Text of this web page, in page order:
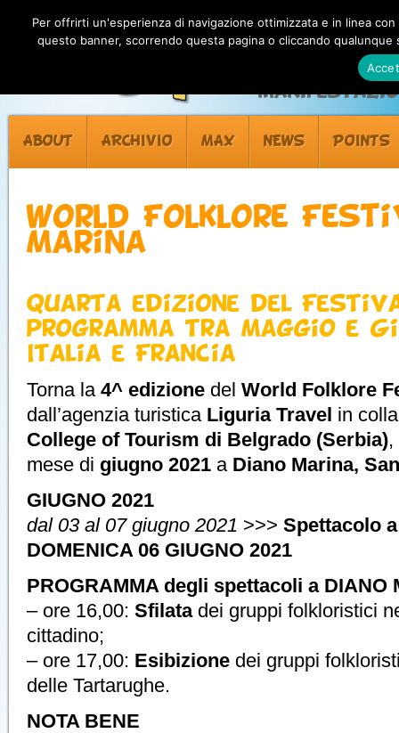
ABOUT ARCHIVIO MAX NEWS POINTS
World Folklore
Marina
Quarta edizione del
programma tra Maggio e
Italia e Francia
Torna la 4^ edizione del World Folklore
dall’agenzia turistica Liguria Travel in
College of Tourism di Belgrado (Serbia)
mese di giugno 2021 a Diano Marina,
GIUGNO 2021
dal 03 al 07 giugno 2021 >>> Spettacolo
DOMENICA 06 GIUGNO 2021
PROGRAMMA degli spettacoli a DIANO
– ore 16,00: Sfilatadei gruppi folkloristici
cittadino;
– ore 17,00: Esibizione dei gruppi
delle Tartarughe.
NOTA BENE
Per offrirti un'esperienza di navigazione ottimizzata e in linea
questo banner, scorrendo questa pagina o cliccando